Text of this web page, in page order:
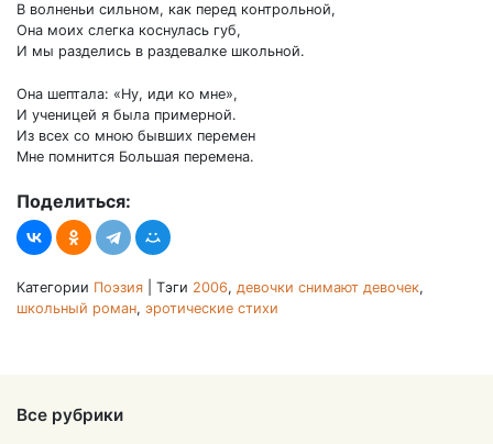
В волненьи сильном, как перед контрольной,
Она моих слегка коснулась губ,
И мы разделись в раздевалке школьной.
Она шептала: «Ну, иди ко мне»,
И ученицей я была примерной.
Из всех со мною бывших перемен
Мне помнится Большая перемена.
Поделиться:
Категории Поэзия Тэги 2006, девочки снимают девочек,
школьный роман, эротические стихи
Все рубрики